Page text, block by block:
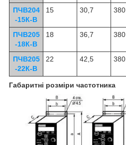
ПЧВ204
-15К-В
15 30,7 380
ПЧВ205
-18К-В
18 36,7 380
ПЧВ205
-22К-В
22 42,5 380
Габаритні розміри частотника